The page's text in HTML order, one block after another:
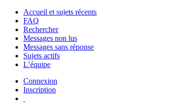
Accueil et sujets récents
FAQ
Rechercher
Messages non lus
Messages sans réponse
Sujets actifs
L’équipe
Connexion
Inscription